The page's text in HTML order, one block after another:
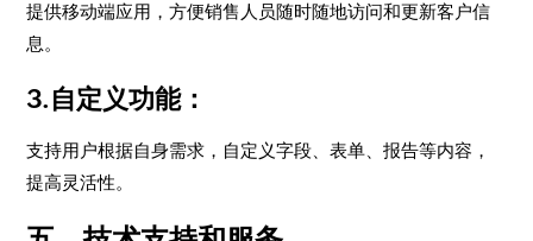
提供移动端应用，方便销售人员随时随地访问和更新客户信
息。
3.自定义功能：
支持用户根据自身需求，自定义字段、表单、报告等内容，
提高灵活性。